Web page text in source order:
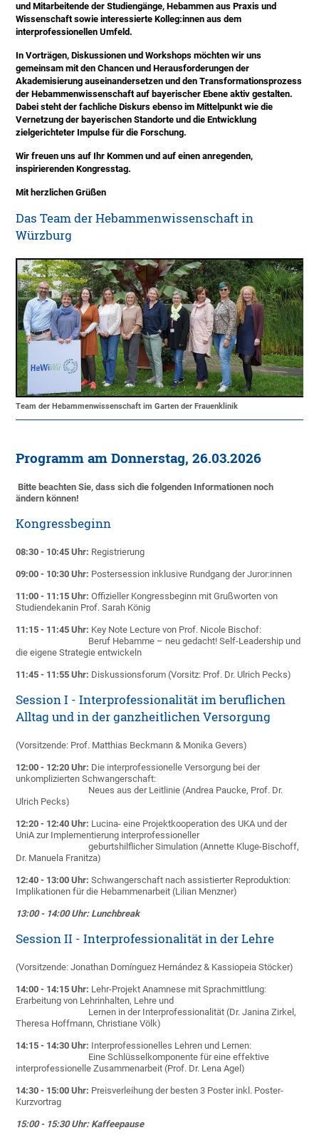
und Mitarbeitende der Studiengänge, Hebammen aus Praxis und
Wissenschaft sowie interessierte Kolleg:innen aus dem
interprofessionellen Umfeld.
In Vorträgen, Diskussionen und Workshops möchten wir uns
gemeinsam mit den Chancen und Herausforderungen der
Akademisierung auseinandersetzen und den Transformationsprozess
der Hebammenwissenschaft auf bayerischer Ebene aktiv gestalten.
Dabei steht der fachliche Diskurs ebenso im Mittelpunkt wie die
Vernetzung der bayerischen Standorte und die Entwicklung
zielgerichteter Impulse für die Forschung.
Wir freuen uns auf Ihr Kommen und auf einen anregenden,
inspirierenden Kongresstag.
Mit herzlichen Grüßen
Das Team der Hebammenwissenschaft in
Würzburg
Team der Hebammenwissenschaft im Garten der Frauenklinik
Programm am Donnerstag, 26.03.2026
Bitte beachten Sie, dass sich die folgenden Informationen noch
ändern können!
Kongressbeginn
08:30 - 10:45 Uhr: Registrierung
09:00 - 10:30 Uhr: Postersession inklusive Rundgang der Juror:innen
11:00 - 11:15 Uhr:Offizieller Kongressbeginn mit Grußworten von
Studiendekanin Prof. Sarah König
11:15 - 11:45 Uhr: Key Note Lecture von Prof. Nicole Bischof:
Beruf Hebamme – neu gedacht! Self-Leadership und
die eigene Strategie entwickeln
11:45 - 11:55 Uhr: Diskussionsforum (Vorsitz: Prof. Dr. Ulrich Pecks)
Session I - Interprofessionalität im beruflichen
Alltag und in der ganzheitlichen Versorgung
(Vorsitzende: Prof. Matthias Beckmann & Monika Gevers)
12:00 - 12:20 Uhr: Die interprofessionelle Versorgung bei der
unkomplizierten Schwangerschaft:
Neues aus der Leitlinie (Andrea Paucke, Prof. Dr.
Ulrich Pecks)
12:20 - 12:40 Uhr: Lucina- eine Projektkooperation des UKA und der
UniA zur Implementierung interprofessioneller
geburtshilflicher Simulation (Annette Kluge-Bischoff,
Dr. Manuela Franitza)
12:40 - 13:00 Uhr:Schwangerschaft nach assistierter Reproduktion:
Implikationen für die Hebammenarbeit (Lilian Menzner)
13:00 - 14:00 Uhr: Lunchbreak
Session II - Interprofessionalität in der Lehre
(Vorsitzende: Jonathan Domínguez Hernández & Kassiopeia Stöcker)
14:00 - 14:15 Uhr: Lehr-Projekt Anamnese mit Sprachmittlung:
Erarbeitung von Lehrinhalten, Lehre und
Lernen in der Interprofessionalität (Dr. Janina Zirkel,
Theresa Hoffmann, Christiane Völk)
14:15 - 14:30 Uhr: Interprofessionelles Lehren und Lernen:
Eine Schlüsselkomponente für eine effektive
interprofessionelle Zusammenarbeit (Prof. Dr. Lena Agel)
14:30 - 15:00 Uhr: Preisverleihung der besten 3 Poster inkl. Poster-
Kurzvortrag
15:00 - 15:30 Uhr: Kaffeepause